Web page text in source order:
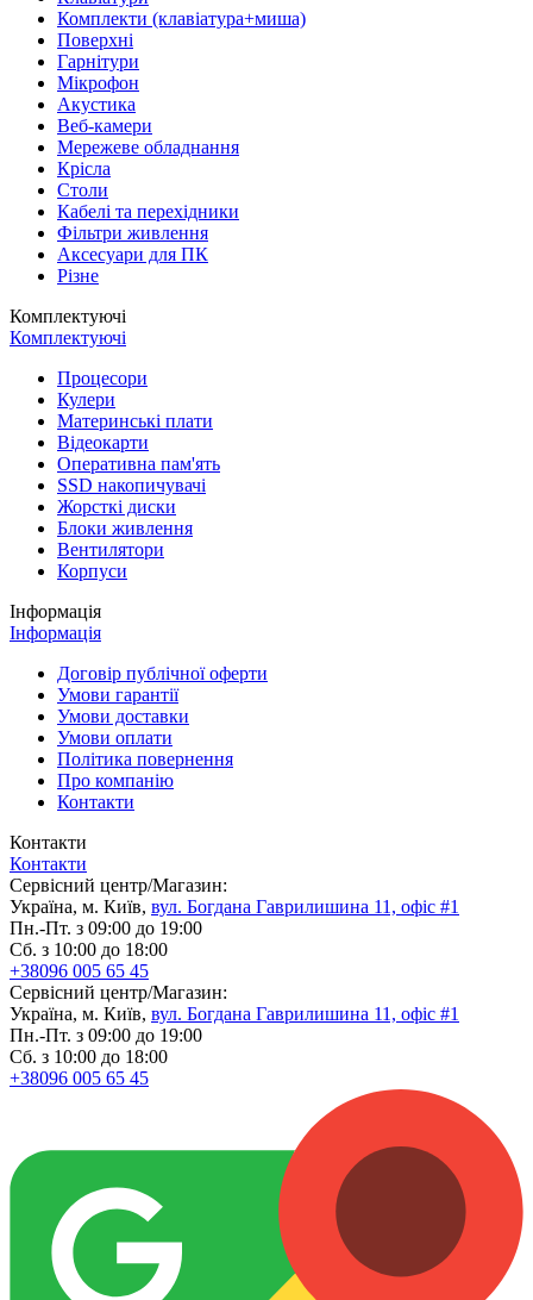
Комплекти (клавіатура+миша)
Поверхні
Гарнітури
Мікрофон
Акустика
Веб-камери
Мережеве обладнання
Крісла
Столи
Кабелі та перехідники
Фільтри живлення
Аксесуари для ПК
Різне
Комплектуючі
Комплектуючі
Процесори
Кулери
Материнські плати
Відеокарти
Оперативна пам'ять
SSD накопичувачі
Жорсткі диски
Блоки живлення
Вентилятори
Корпуси
Інформація
Інформація
Договір публічної оферти
Умови гарантії
Умови доставки
Умови оплати
Політика повернення
Про компанію
Контакти
Контакти
Контакти
Сервісний центр/Магазин:
Україна, м. Київ, вул. Богдана Гаврилишина 11, офіс #1
Пн.-Пт. з 09:00 до 19:00
Сб. з 10:00 до 18:00
+38096 005 65 45
Сервісний центр/Магазин:
Україна, м. Київ, вул. Богдана Гаврилишина 11, офіс #1
Пн.-Пт. з 09:00 до 19:00
Сб. з 10:00 до 18:00
+38096 005 65 45